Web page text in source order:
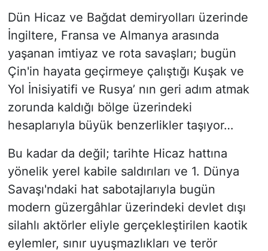
Dün Hicaz ve Bağdat demiryolları üzerinde
İngiltere, Fransa ve Almanya arasında
yaşanan imtiyaz ve rota savaşları; bugün
Çin'in hayata geçirmeye çalıştığı Kuşak ve
Yol İnisiyatifi ve Rusya’ nın geri adım atmak
zorunda kaldığı bölge üzerindeki
hesaplarıyla büyük benzerlikler taşıyor…
Bu kadar da değil; tarihte Hicaz hattına
yönelik yerel kabile saldırıları ve 1. Dünya
Savaşı'ndaki hat sabotajlarıyla bugün
modern güzergâhlar üzerindeki devlet dışı
silahlı aktörler eliyle gerçekleştirilen kaotik
eylemler, sınır uyuşmazlıkları ve terör